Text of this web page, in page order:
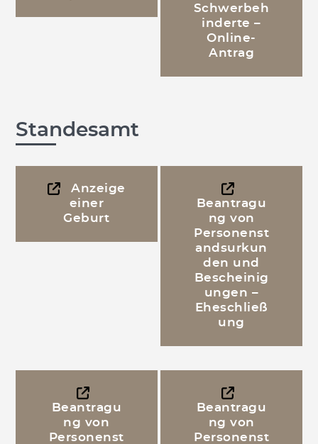
Schwerbeh
inderte –
Online-
Antrag
Standesamt
Anzeige
einer
Geburt
Beantragu
ng von
Personenst
andsurkun
den und
Bescheinig
ungen –
Eheschließ
ung
Beantragu
ng von
Personenst
Beantragu
ng von
Personenst